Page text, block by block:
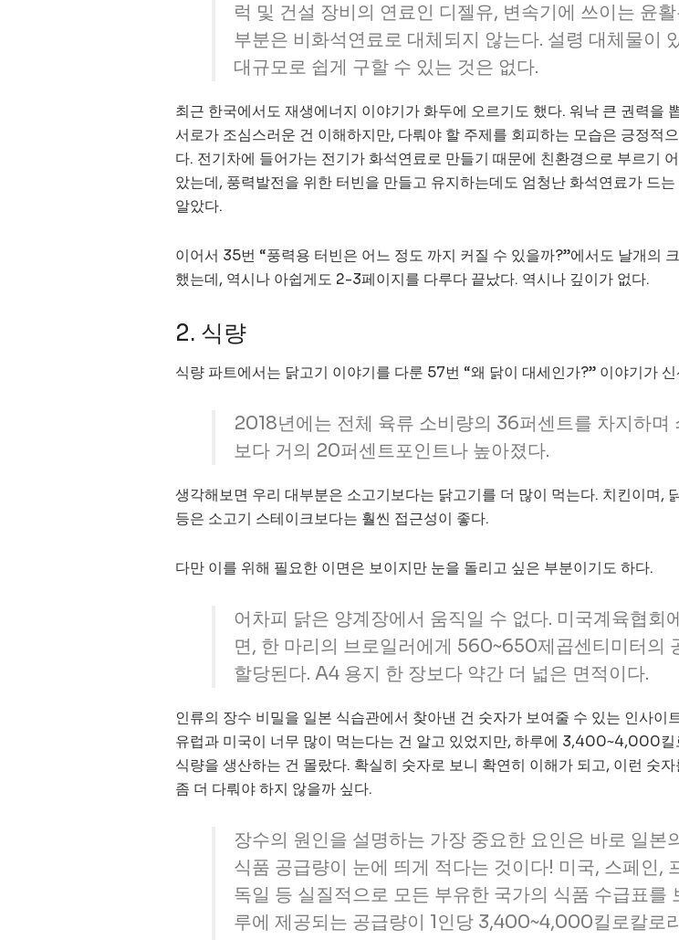
럭 및 건설 장비의 연료인 디젤유, 변속기에 쓰이는 윤
부분은 비화석연료로 대체되지 않는다. 설령 대체물이
대규모로 쉽게 구할 수 있는 것은 없다.
최근 한국에서도 재생에너지 이야기가 화두에 오르기도 했다. 워낙 큰 권력을
서로가 조심스러운 건 이해하지만, 다뤄야 할 주제를 회피하는 모습은 긍정적
다. 전기차에 들어가는 전기가 화석연료로 만들기 때문에 친환경으로 부르기
았는데, 풍력발전을 위한 터빈을 만들고 유지하는데도 엄청난 화석연료가 드는
알았다.
이어서 35번 “풍력용 터빈은 어느 정도 까지 커질 수 있을까?”에서도 날개의
했는데, 역시나 아쉽게도 2-3페이지를 다루다 끝났다. 역시나 깊이가 없다.
2. 식량
식량 파트에서는 닭고기 이야기를 다룬 57번 “왜 닭이 대세인가?” 이야기가
2018년에는 전체 육류 소비량의 36퍼센트를 차지하며
보다 거의 20퍼센트포인트나 높아졌다.
생각해보면 우리 대부분은 소고기보다는 닭고기를 더 많이 먹는다. 치킨이며,
등은 소고기 스테이크보다는 훨씬 접근성이 좋다.
다만 이를 위해 필요한 이면은 보이지만 눈을 돌리고 싶은 부분이기도 하다.
어차피 닭은 양계장에서 움직일 수 없다. 미국계육협회
면, 한 마리의 브로일러에게 560~650제곱센티미터의
할당된다. A4 용지 한 장보다 약간 더 넓은 면적이다.
인류의 장수 비밀을 일본 식습관에서 찾아낸 건 숫자가 보여줄 수 있는 인사이
유럽과 미국이 너무 많이 먹는다는 건 알고 있었지만, 하루에 3,400~4,000킬
식량을 생산하는 건 몰랐다. 확실히 숫자로 보니 확연히 이해가 되고, 이런 숫
좀 더 다뤄야 하지 않을까 싶다.
장수의 원인을 설명하는 가장 중요한 요인은 바로 일본
식품 공급량이 눈에 띄게 적다는 것이다! 미국, 스페인,
독일 등 실질적으로 모든 부유한 국가의 식품 수급표를
루에 제공되는 공급량이 1인당 3,400~4,000킬로칼로